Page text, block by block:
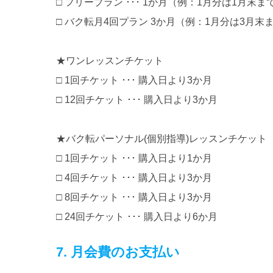
□ フリープラン ･･･ 1か月（例：1月分は1月末まで
□ バク転月4回プラン 3か月（例：1月分は3月末ま
★ワンレッスンチケット
□ 1回チケット ･･･ 購入日より3か月
□ 12回チケット ･･･ 購入日より3か月
★バク転パーソナル(個別指導)レッスンチケット
□ 1回チケット ･･･ 購入日より1か月
□ 4回チケット ･･･ 購入日より3か月
□ 8回チケット ･･･ 購入日より3か月
□ 24回チケット ･･･ 購入日より6か月
7. 月会費のお支払い